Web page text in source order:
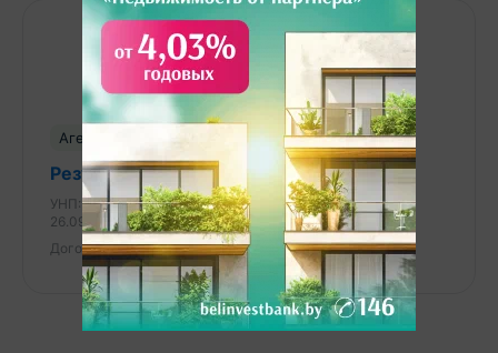
Result Estate — ваш надёжный партнёр на рынке
недвижимости. 20 лет опыта наших агентов по
недвижимости — это ваш ключ к идеальной
сделке: глубокое знание рынка, эксклюзивные
предложения, юридическая безопасность и
индивидуальный подход. Мы экономим ваше
время, деньги и нервы, помогая купить, продать
недвижимость быстро, выгодно и с уверенностью
в результате!
ООО «Результативная недвижимость», лицензия
выдана Минюстом 26.09.2023 № 02240470, УНП
193703497 Связываясь с нами по данному
Агентство недвижимости
Результативная недвижимость
УНП:193703497 Лицензия:Министерство юстиции РБ,
26.09.2023г
Договор №:90/1 от 17.03.2026